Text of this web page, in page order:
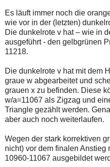
Verstösse
gegen
die
Netiquette
oder
ein
Kommentarfunktion
sein.
Bitte
überprüfen
Sie
Ihre
Browsereinstellungen
Internetverbindung
und
versuchen
sind
Post
auch
auf
der
online.de
verfügbar.
Es läuft immer noch die
wie vor in der (letzten)
Die dunkelrote v hat – wie in
ausgeführt - den gelbgrünen
11218.
Die dunkelrote v hat mit dem
graue w abgearbeitet und
grauen x zu befinden. Diese
w/a=11067 als Zigzag und
Triangle gezählt werden.
aber auch noch weiterlaufen.
Wegen der stark korrektiven
nicht) vor dem finalen Anstieg
10960-11067 ausgebildet